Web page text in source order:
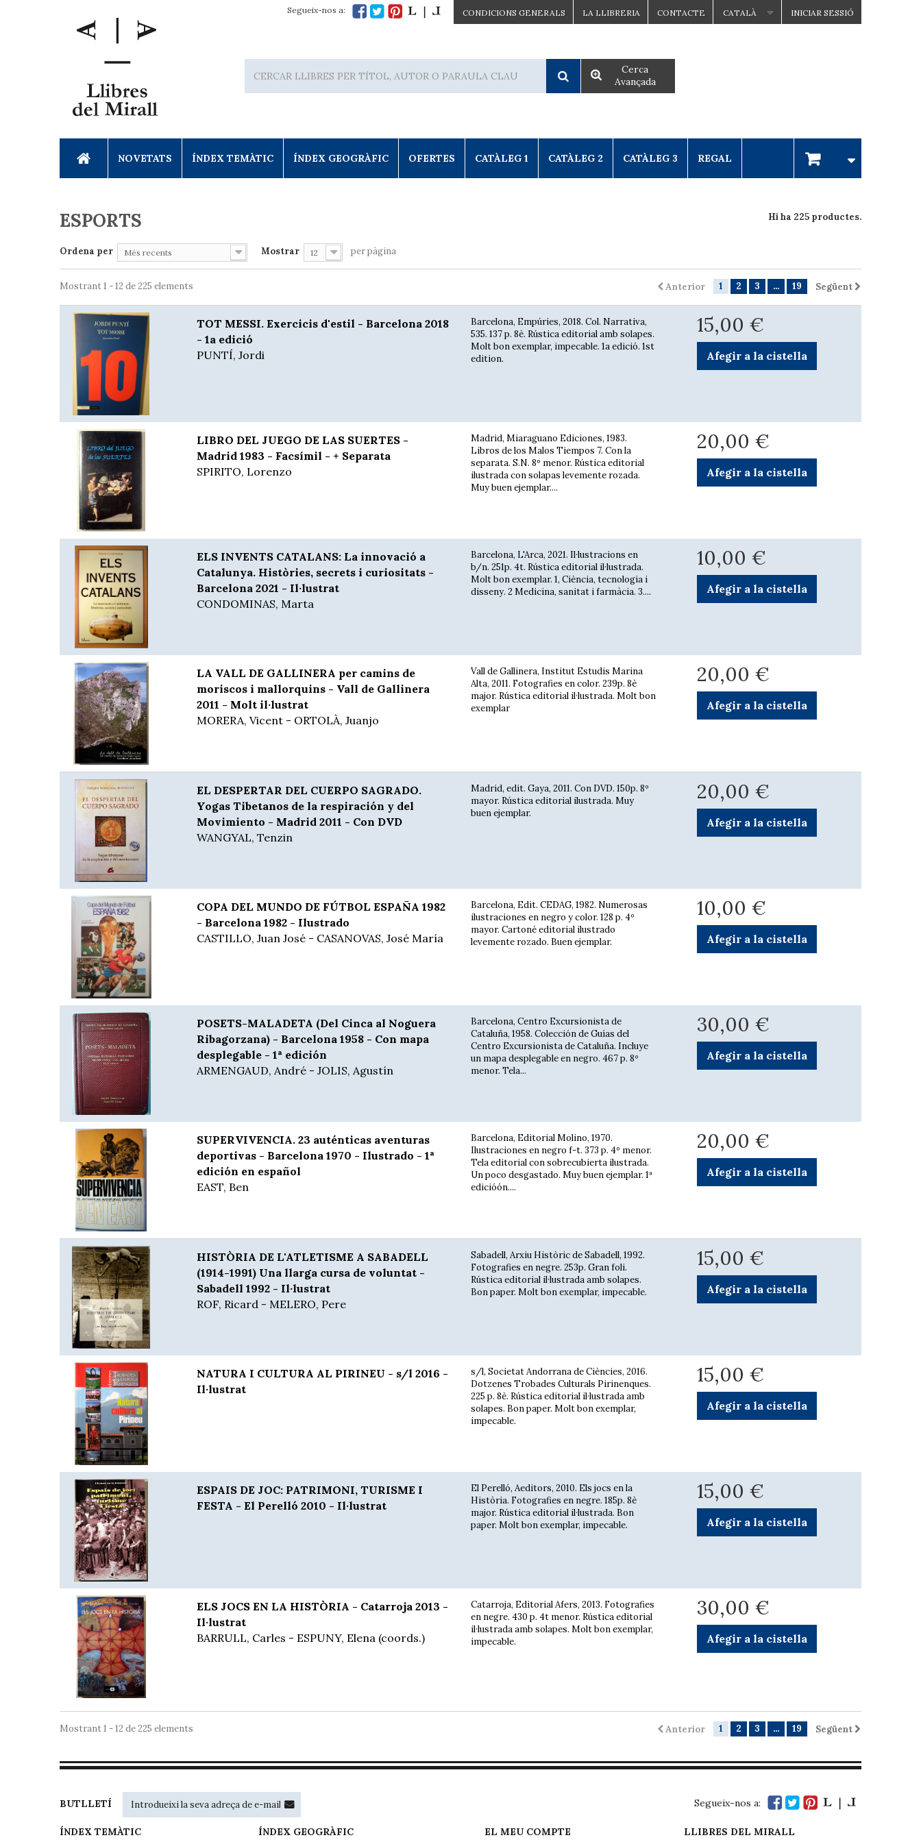
INICIAR SESSIÓ
CATALÀ
CONTACTE
LA LLIBRERIA
CONDICIONS GENERALS
Segueix-nos a:
Cerca
Avançada
NOVETATS ÍNDEX TEMÀTIC ÍNDEX GEOGRÀFIC OFERTES CATÀLEG 1 CATÀLEG 2 CATÀLEG 3 REGAL
ESPORTS Hi ha 225 productes.
Ordena per Més recents Mostrar 12 per pàgina
Anterior 1 2 3 ... 19 Següent
Mostrant 1 - 12 de 225 elements
TOT MESSI. Exercicis d'estil - Barcelona 2018
- 1a edició
PUNTÍ, Jordi
Barcelona, Empúries, 2018. Col. Narrativa,
535. 137 p. 8è. Rústica editorial amb solapes.
Molt bon exemplar, impecable. 1a edició. 1st
edition.
15,00 €
Afegir a la cistella
LIBRO DEL JUEGO DE LAS SUERTES -
Madrid 1983 - Facsímil - + Separata
SPIRITO, Lorenzo
Madrid, Miaraguano Ediciones, 1983.
Libros de los Malos Tiempos 7. Con la
separata. S.N. 8º menor. Rústica editorial
ilustrada con solapas levemente rozada.
Muy buen ejemplar....
20,00 €
Afegir a la cistella
ELS INVENTS CATALANS: La innovació a
Catalunya. Històries, secrets i curiositats -
Barcelona 2021 - Il·lustrat
CONDOMINAS, Marta
Barcelona, L'Arca, 2021. Il·lustracions en
b/n. 251p. 4t. Rústica editorial il·lustrada.
Molt bon exemplar. 1, Ciència, tecnologia i
disseny. 2 Medicina, sanitat i farmàcia. 3....
10,00 €
Afegir a la cistella
LA VALL DE GALLINERA per camins de
moriscos i mallorquins - Vall de Gallinera
2011 - Molt il·lustrat
MORERA, Vicent - ORTOLÀ, Juanjo
Vall de Gallinera, Institut Estudis Marina
Alta, 2011. Fotografies en color. 239p. 8è
major. Rústica editorial il·lustrada. Molt bon
exemplar
20,00 €
Afegir a la cistella
EL DESPERTAR DEL CUERPO SAGRADO.
Yogas Tibetanos de la respiración y del
Movimiento - Madrid 2011 - Con DVD
WANGYAL, Tenzin
Madrid, edit. Gaya, 2011. Con DVD. 150p. 8º
mayor. Rústica editorial ilustrada. Muy
buen ejemplar.
20,00 €
Afegir a la cistella
COPA DEL MUNDO DE FÚTBOL ESPAÑA 1982
- Barcelona 1982 - Ilustrado
CASTILLO, Juan José - CASANOVAS, José María
Barcelona, Edit. CEDAG, 1982. Numerosas
ilustraciones en negro y color. 128 p. 4º
mayor. Cartoné editorial ilustrado
levemente rozado. Buen ejemplar.
10,00 €
Afegir a la cistella
POSETS-MALADETA (Del Cinca al Noguera
Ribagorzana) - Barcelona 1958 - Con mapa
desplegable - 1ª edición
ARMENGAUD, André - JOLIS, Agustín
Barcelona, Centro Excursionista de
Cataluña, 1958. Colección de Guías del
Centro Excursionista de Cataluña. Incluye
un mapa desplegable en negro. 467 p. 8º
menor. Tela...
30,00 €
Afegir a la cistella
SUPERVIVENCIA. 23 auténticas aventuras
deportivas - Barcelona 1970 - Ilustrado - 1ª
edición en español
EAST, Ben
Barcelona, Editorial Molino, 1970.
Ilustraciones en negro f-t. 373 p. 4º menor.
Tela editorial con sobrecubierta ilustrada.
Un poco desgastado. Muy buen ejemplar. 1ª
edicióón....
20,00 €
Afegir a la cistella
HISTÒRIA DE L'ATLETISME A SABADELL
(1914-1991) Una llarga cursa de voluntat -
Sabadell 1992 - Il·lustrat
ROF, Ricard - MELERO, Pere
Sabadell, Arxiu Històric de Sabadell, 1992.
Fotografies en negre. 253p. Gran foli.
Rústica editorial il·lustrada amb solapes.
Bon paper. Molt bon exemplar, impecable.
15,00 €
Afegir a la cistella
NATURA I CULTURA AL PIRINEU - s/l 2016 -
Il·lustrat
s/l, Societat Andorrana de Ciències, 2016.
Dotzenes Trobades Culturals Pirinenques.
225 p. 8è. Rústica editorial il·lustrada amb
solapes. Bon paper. Molt bon exemplar,
impecable.
15,00 €
Afegir a la cistella
ESPAIS DE JOC: PATRIMONI, TURISME I
FESTA - El Perelló 2010 - Il·lustrat
El Perelló, Aeditors, 2010. Els jocs en la
Història. Fotografies en negre. 185p. 8è
major. Rústica editorial il·lustrada. Bon
paper. Molt bon exemplar, impecable.
15,00 €
Afegir a la cistella
ELS JOCS EN LA HISTÒRIA - Catarroja 2013 -
Il·lustrat
BARRULL, Carles - ESPUNY, Elena (coords.)
Catarroja, Editorial Afers, 2013. Fotografies
en negre. 430 p. 4t menor. Rústica editorial
il·lustrada amb solapes. Molt bon exemplar,
impecable.
30,00 €
Afegir a la cistella
Anterior 1 2 3 ... 19 Següent
Mostrant 1 - 12 de 225 elements
BUTLLETÍ Segueix-nos a:
ÍNDEX TEMÀTIC ÍNDEX GEOGRÀFIC EL MEU COMPTE LLIBRES DEL MIRALL